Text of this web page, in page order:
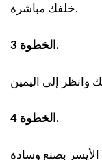
خلفك مباشرة.
الخطوة 3.
الخطوة 4.